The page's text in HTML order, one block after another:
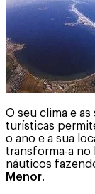
O seu clima e
turísticas
o ano e a sua
transforma-a no
náuticos
Menor.